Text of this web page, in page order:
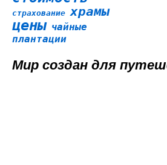
страхование храмы
цены чайные
плантации
Мир создан для